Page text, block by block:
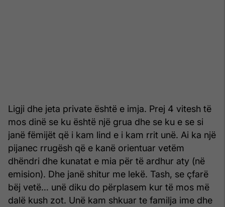
Ligji dhe jeta private është e imja. Prej 4 vitesh të
mos dinë se ku është një grua dhe se ku e se si
janë fëmijët që i kam lind e i kam rrit unë. Ai ka një
pijanec rrugësh që e kanë orientuar vetëm
dhëndri dhe kunatat e mia për të ardhur aty (në
emision). Dhe janë shitur me lekë. Tash, se çfarë
bëj vetë… unë diku do përplasem kur të mos më
dalë kush zot. Unë kam shkuar te familja ime dhe